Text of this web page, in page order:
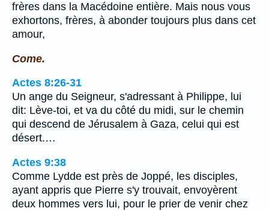
frères dans la Macédoine entière. Mais nous vous
exhortons, frères, à abonder toujours plus dans cet
amour,
Come.
Actes 8:26-31
Un ange du Seigneur, s'adressant à Philippe, lui
dit: Lève-toi, et va du côté du midi, sur le chemin
qui descend de Jérusalem à Gaza, celui qui est
désert.…
Actes 9:38
Comme Lydde est près de Joppé, les disciples,
ayant appris que Pierre s'y trouvait, envoyèrent
deux hommes vers lui, pour le prier de venir chez